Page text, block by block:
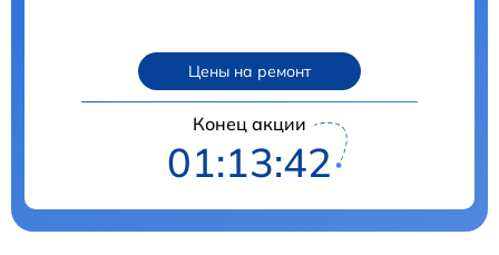
Цены на ремонт
Конец акции
01:13:41